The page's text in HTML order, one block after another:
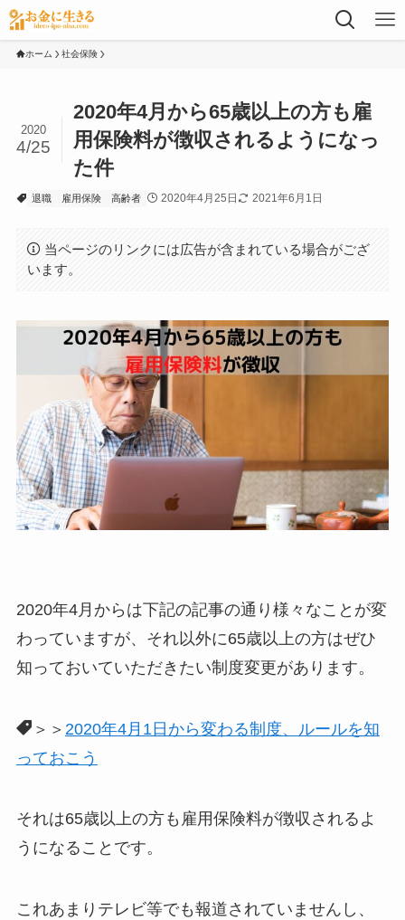
ホーム 社会保険
2020年4月から65歳以上の方も雇
用保険料が徴収されるようになっ
た件
2020
4/25
退職 雇用保険 高齢者 2020年4月25日 2021年6月1日
当ページのリンクには広告が含まれている場合がござ
います。
2020年4月からは下記の記事の通り様々なことが変
わっていますが、それ以外に65歳以上の方はぜひ
知っておいていただきたい制度変更があります。
＞＞ 2020年4月1日から変わる制度、ルールを知
っておこう
それは65歳以上の方も雇用保険料が徴収されるよ
うになる ことです。
これあまりテレビ等でも報道されていませんし、